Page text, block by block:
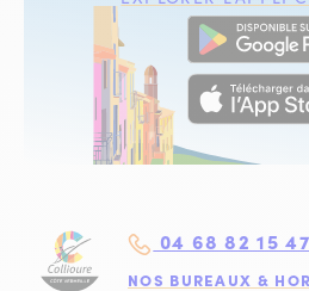
04 68 82 15 47
NOS BUREAUX &